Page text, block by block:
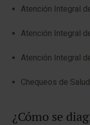
Atención Integral
Atención Integral
Atención Integral
Chequeos de
¿Cómo se